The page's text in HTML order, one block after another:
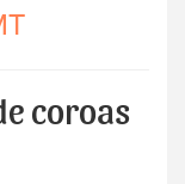
coroas